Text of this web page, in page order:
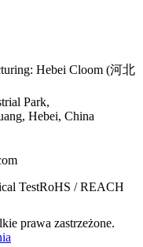
Hebei Cloom (河北
Park,
Hebei, China
TestRoHS / REACH
prawa zastrzeżone.